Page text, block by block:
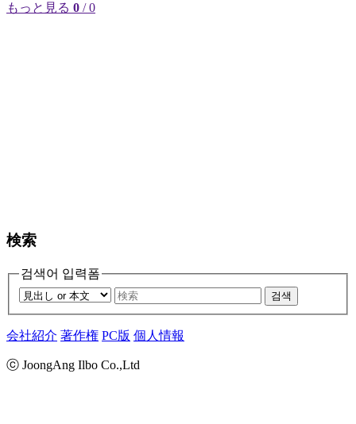
もっと見る 0 / 0
検索
검색어 입력폼
검색
会社紹介 著作権 PC版 個人情報
ⓒ JoongAng Ilbo Co.,Ltd